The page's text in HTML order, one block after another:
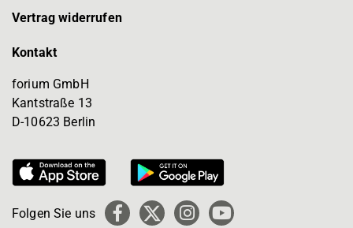
Vertrag widerrufen
Kontakt
forium GmbH
Kantstraße 13
D-10623 Berlin
Folgen Sie uns Facebook
X
Instagram